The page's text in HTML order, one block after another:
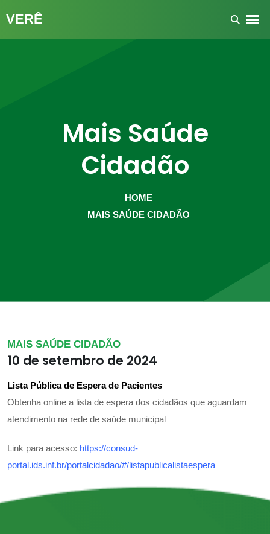
Mais Saúde
Cidadão
HOME
MAIS SAÚDE CIDADÃO
MAIS SAÚDE CIDADÃO
10 de setembro de 2024
Lista Pública de Espera de Pacientes
Obtenha online a lista de espera dos cidadãos que aguardam
atendimento na rede de saúde municipal
Link para acesso: https://consud-
portal.ids.inf.br/portalcidadao/#/listapublicalistaespera